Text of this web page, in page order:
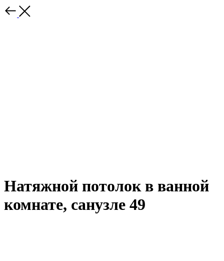
Натяжной потолок в ванной
комнате, санузле 49